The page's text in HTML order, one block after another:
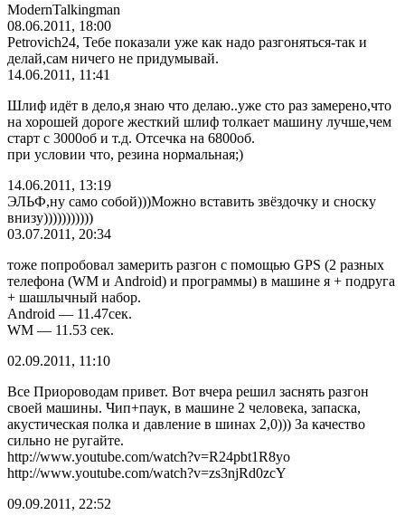
МodernTalkingman
08.06.2011, 18:00
Petrovich24, Тебе показали уже как надо разгоняться-так и
делай,сам ничего не придумывай.
14.06.2011, 11:41
Шлиф идёт в дело,я знаю что делаю..уже сто раз замерено,что
на хорошей дороге жесткий шлиф толкает машину лучше,чем
старт с 3000об и т.д. Отсечка на 6800об.
при условии что, резина нормальная;)
14.06.2011, 13:19
ЭЛЬФ,ну само собой)))Можно вставить звёздочку и сноску
внизу)))))))))))
03.07.2011, 20:34
тоже попробовал замерить разгон с помощью GPS (2 разных
телефона (WM и Android) и программы) в машине я + подруга
+ шашлычный набор.
Android — 11.47сек.
WM — 11.53 сек.
02.09.2011, 11:10
Все Приороводам привет. Вот вчера решил заснять разгон
своей машины. Чип+паук, в машине 2 человека, запаска,
акустическая полка и давление в шинах 2,0))) За качество
сильно не ругайте.
http://www.youtube.com/watch?v=R24pbt1R8yo
http://www.youtube.com/watch?v=zs3njRd0zcY
09.09.2011, 22:52